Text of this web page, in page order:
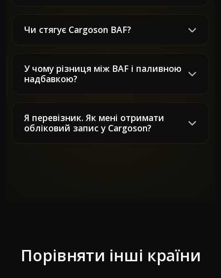
Чи стягує Cargoson BAF?
У чому різниця між BAF і паливною
надбавкою?
Я перевізник. Як мені отримати
обліковий запис у Cargoson?
Порівняти інші країни